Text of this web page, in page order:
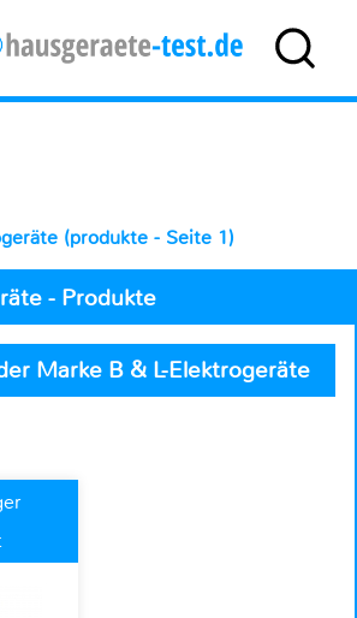
(produkte - Seite 1)
- Produkte
Marke B & L-Elektrogeräte